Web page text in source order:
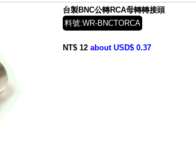
台製BNC公轉RCA母轉轉接頭
料號:WR-BNCTORCA
NT$ 12 about USD$ 0.37